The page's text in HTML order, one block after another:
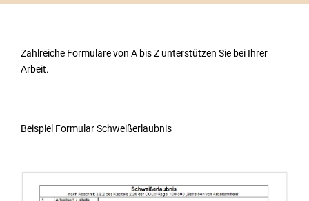
Zahlreiche Formulare von A bis Z unterstützen Sie bei Ihrer
Arbeit.
Beispiel Formular Schweißerlaubnis